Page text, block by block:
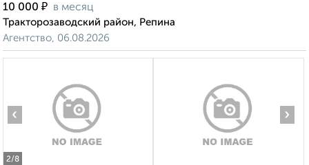
10 000 ₽ в месяц
Тракторозаводский район, Репина
Агентство, 06.08.2026
2/8
‹ ›